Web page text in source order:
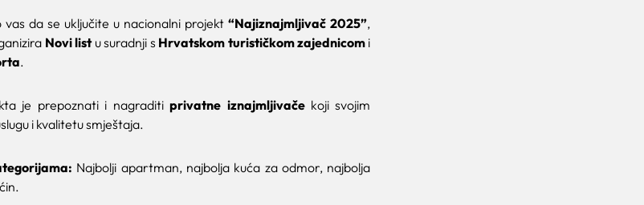
vas da se uključite u nacionalni projekt“Najiznajmljivač 2025”,
Novi listu suradnji s Hrvatskom turističkom zajednicomi
.
je prepoznati i nagraditiprivatne iznajmljivače koji svojim
i kvalitetu smještaja.
Najbolji apartman, najbolja kuća za odmor, najbolja